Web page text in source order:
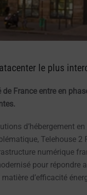
le plus
France entre en
d’hébergement
Telehouse
numérique
pour
d’efficacité